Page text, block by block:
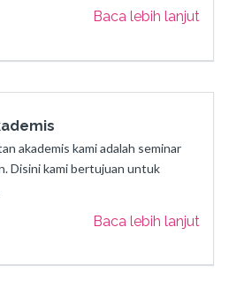
Baca lebih lanjut
akademis kami adalah seminar
Disini kami bertujuan untuk
Baca lebih lanjut